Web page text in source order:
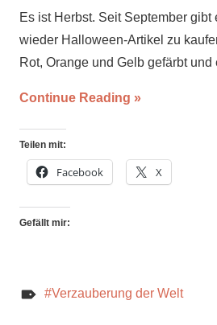
Es ist Herbst. Seit September gibt
wieder Halloween-Artikel zu
Rot, Orange und Gelb gefärbt und
Continue Reading
Teilen mit:
Facebook X
Gefällt mir:
Verzauberung der Welt